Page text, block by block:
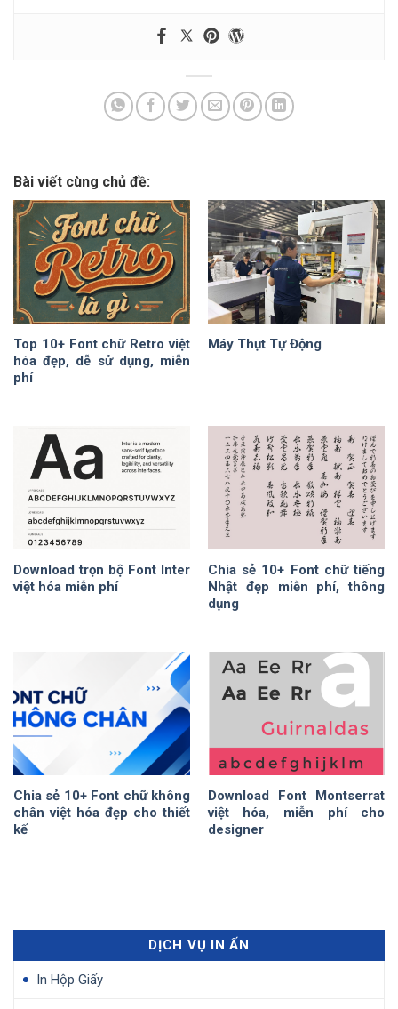
Bài viết cùng chủ đề:
Top 10+ Font chữ Retro việt
hóa đẹp, dễ sử dụng, miễn
phí
Máy Thụt Tự Động
Download trọn bộ Font Inter
việt hóa miễn phí
Chia sẻ 10+ Font chữ tiếng
Nhật đẹp miễn phí, thông
dụng
Chia sẻ 10+ Font chữ không
chân việt hóa đẹp cho thiết
kế
Download Font Montserrat
việt hóa, miễn phí cho
designer
DỊCH VỤ IN ẤN
In Hộp Giấy